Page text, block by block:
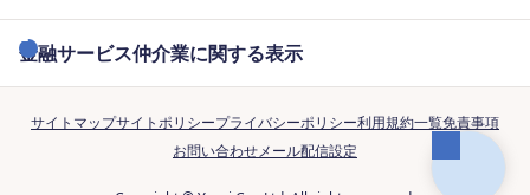
金融サービス仲介業に関する表示
サイトマップサイトポリシープライバシーポリシー利用規約一覧免責事項
お問い合わせメール配信設定